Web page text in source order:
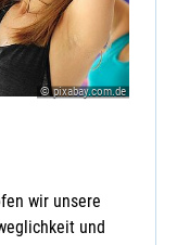
© pixabay.com.de
wir unsere
und